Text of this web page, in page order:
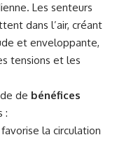
Les senteurs
dans l’air, créant
et enveloppante,
tensions et les
de bénéfices
:
la circulation